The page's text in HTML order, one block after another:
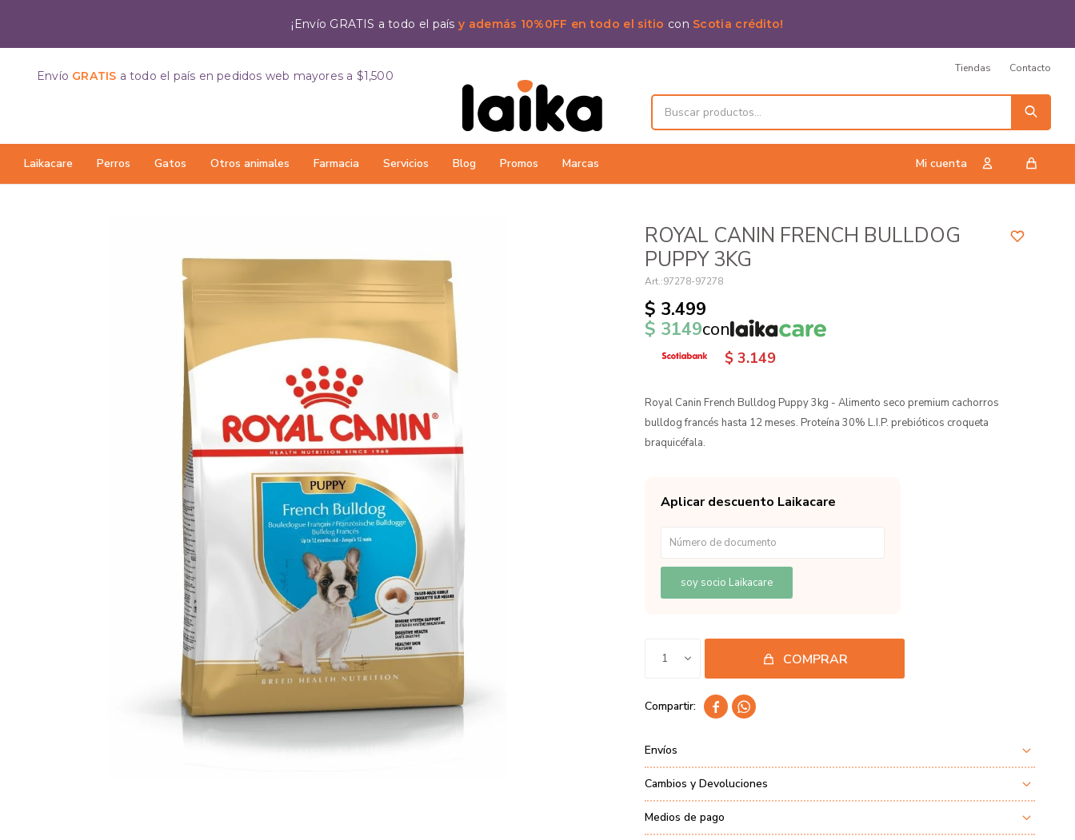
¡Envío GRATIS a todo el paísy además 10%0FF en todo el sitio con Scotia crédito!
Laikacare Perros Gatos Otros animales Farmacia Servicios Blog Promos Marcas
Envío GRATIS a todo el país en pedidos web mayores a $1,500
Tiendas Contacto
ROYAL CANIN FRENCH BULLDOG
PUPPY 3KG
97278-97278
$ 3.499
$ 3149con
$ 3.149
Royal Canin French Bulldog Puppy 3kg - Alimento seco premium cachorros
bulldog francés hasta 12 meses. Proteína 30% L.I.P. prebióticos croqueta
braquicéfala.
Aplicar descuento Laikacare
soy socio Laikacare
1 COMPRAR
 
Envíos
Cambios y Devoluciones
Medios de pago